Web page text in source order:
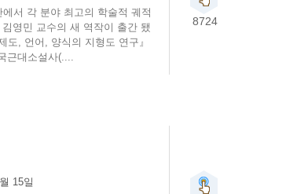
서 각 분야 최고의 학술적 궤적
영민 교수의 새 역작이 출간 됐
, 언어, 양식의 지형도 연구』
근대소설사(....
8724
15일